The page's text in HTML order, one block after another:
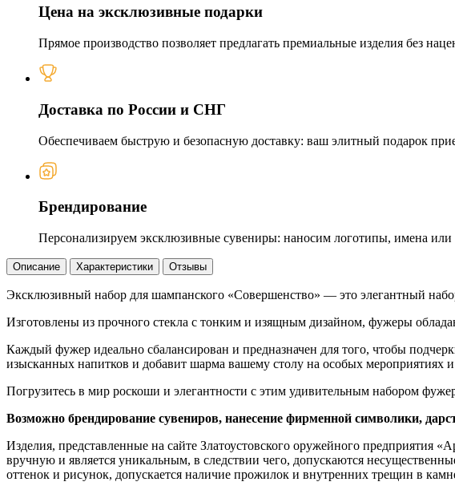
Цена на эксклюзивные подарки
Прямое производство позволяет предлагать премиальные изделия без
Доставка по России и СНГ
Обеспечиваем быструю и безопасную доставку: ваш элитный подарок
Брендирование
Персонализируем эксклюзивные сувениры: наносим логотипы, имена или
Описание Характеристики Отзывы
Эксклюзивный набор для шампанского «Совершенство» — это элегантный
Изготовлены из прочного стекла с тонким и изящным дизайном, фужеры
Каждый фужер идеально сбалансирован и предназначен для того, чтобы
изысканных напитков и добавит шарма вашему столу на особых мероприятиях и
Погрузитесь в мир роскоши и элегантности с этим удивительным набором
Возможно брендирование сувениров, нанесение фирменной символики,
Изделия, представленные на сайте Златоустовского оружейного предприятия
вручную и является уникальным, в следствии чего, допускаются
оттенок и рисунок, допускается наличие прожилок и внутренних трещин в